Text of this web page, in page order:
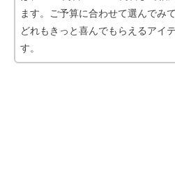
ます。ご予算に合わせて選んでみ
どれもきっと喜んでもらえるアイ
す。